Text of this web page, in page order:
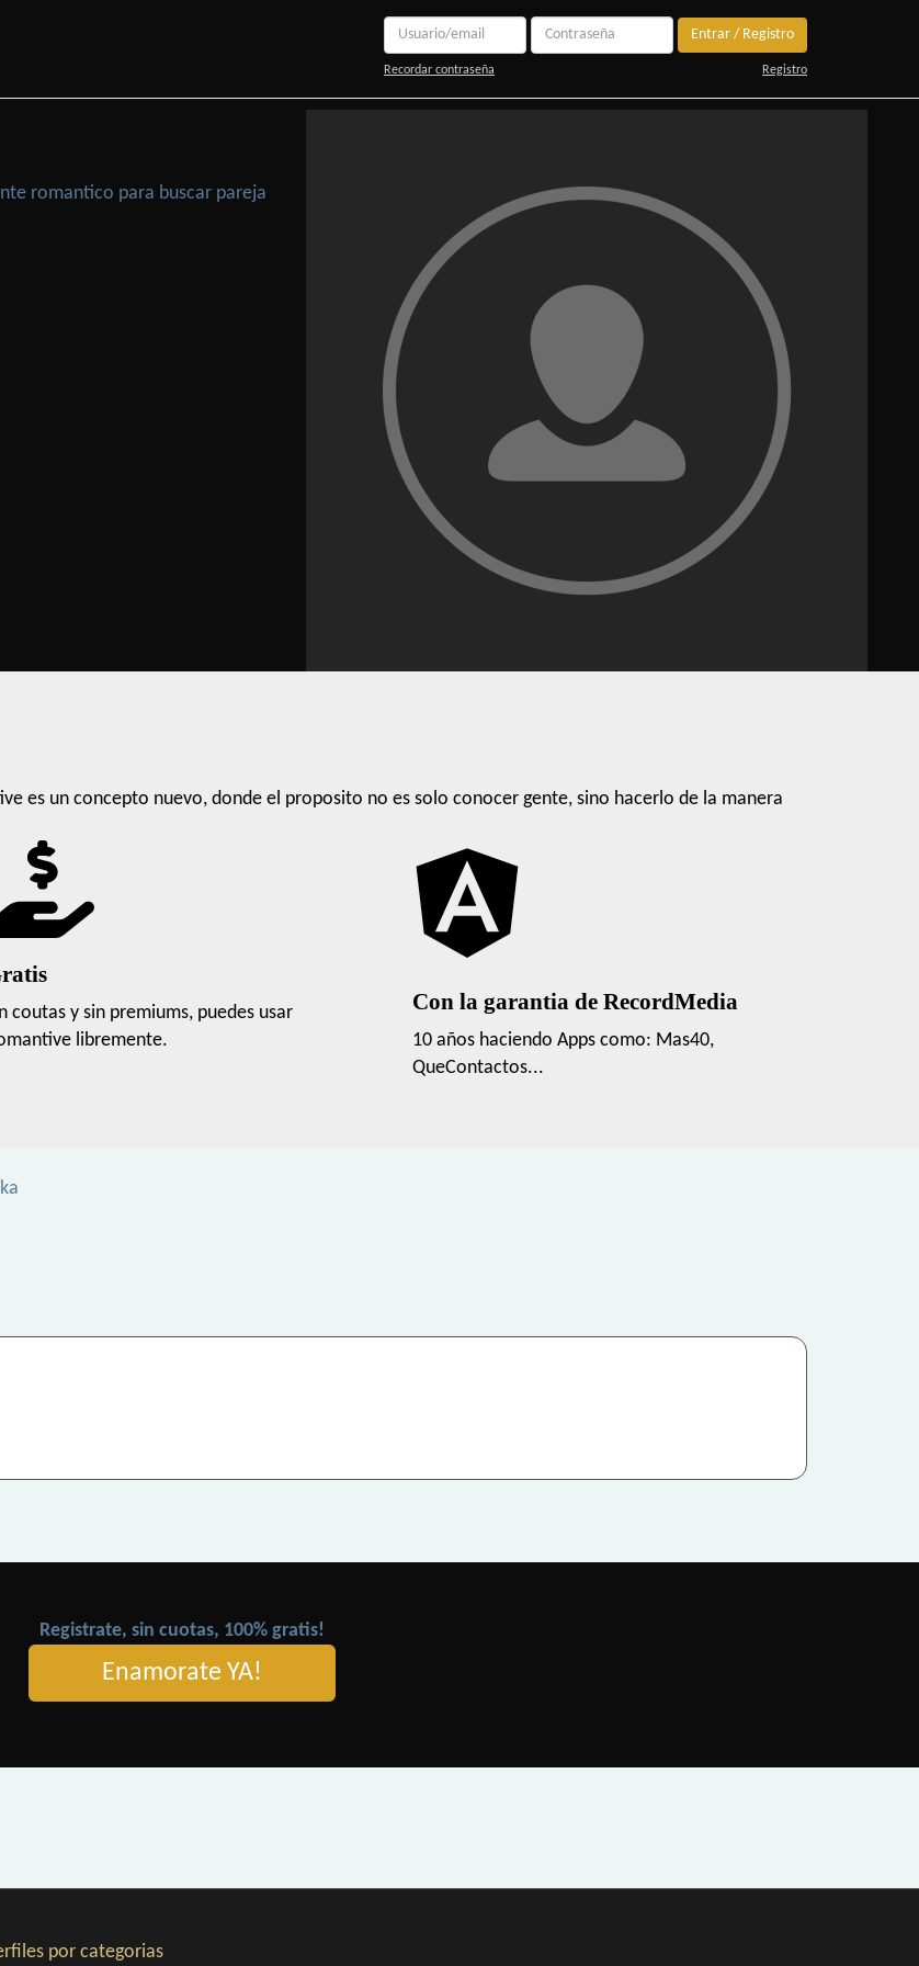
Entrar / Registro
Recordar contraseña Registro
romantico para buscar pareja
es un concepto nuevo, donde el proposito no es solo conocer gente, sino hacerlo de la manera
coutas y sin premiums, puedes usar
libremente.
Con la garantia de RecordMedia
10 años haciendo Apps como: Mas40,
QueContactos...
Registrate, sin cuotas, 100% gratis!
Enamorate YA!
por categorias